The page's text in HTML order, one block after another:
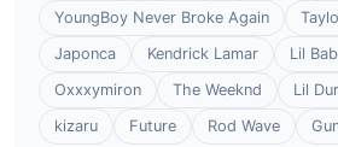
YoungBoy Never Broke Again
Japonca
Kendrick Lamar Lil
Oxxxymiron
The Weeknd Lil
kizaru
Future Rod Wave